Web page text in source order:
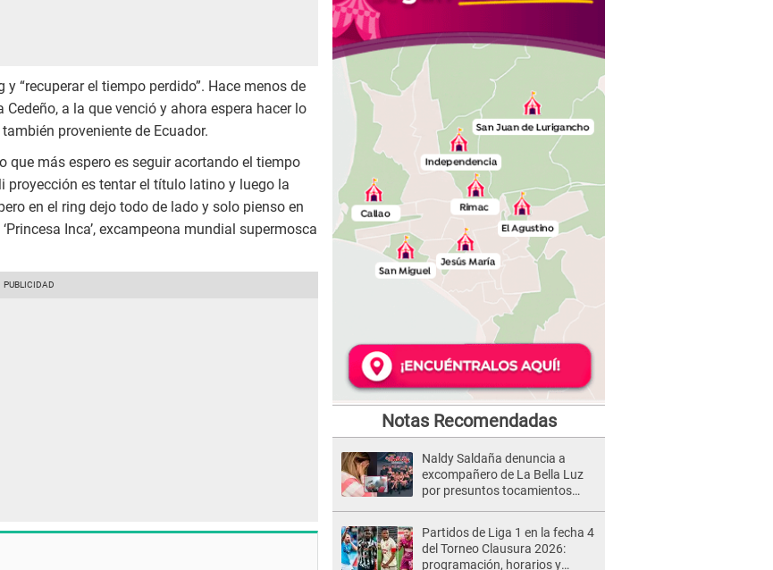
“recuperar el tiempo perdido”. Hace menos de
a la que venció y ahora espera hacer lo
proveniente de Ecuador.
que más espero es seguir acortando el tiempo
es tentar el título latino y luego la
en el ring dejo todo de lado y solo pienso en
Inca’, excampeona mundial supermosca
Notas Recomendadas
Naldy Saldaña denuncia a
excompañero de La Bella Luz
por presuntos tocamientos
Partidos de Liga 1 en la fecha 4
del Torneo Clausura 2026:
programación, horarios y